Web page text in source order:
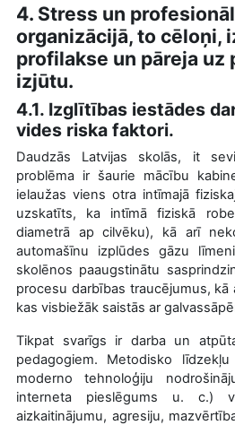
4. Stress un
organizācijā, to cēloņi,
profilakse un pāreja uz
izjūtu.
4.1. Izglītības iestādes
vides riska faktori.
Daudzās Latvijas skolās, it
problēma ir šaurie mācību
ielaužas viens otra intīmajā
uzskatīts, ka intīmā fiziskā
diametrā ap cilvēku), kā arī
automašīnu izplūdes gāzu
skolēnos paaugstinātu
procesu darbības traucējumus, kā
kas visbiežāk saistās ar
Tikpat svarīgs ir darba un
pedagogiem. Metodisko
moderno tehnoloģiju
interneta pieslēgums u. c.)
aizkaitinājumu, agresiju,